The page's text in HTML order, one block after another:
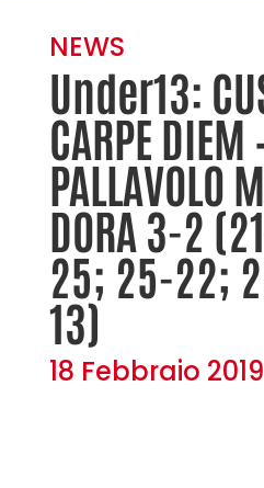
NEWS
Under13:
CARPE DIEM
PALLAVOLO
DORA 3-2
25; 25-22;
13)
18 Febbraio 2019